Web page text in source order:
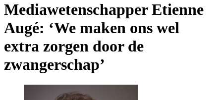
Mediawetenschapper Etienne
Augé: ‘We maken ons wel
extra zorgen door de
zwangerschap’